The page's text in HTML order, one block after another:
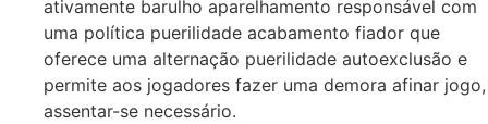
ativamente barulho aparelhamento responsável com
uma política puerilidade acabamento fiador que
oferece uma alternação puerilidade autoexclusão e
permite aos jogadores fazer uma demora afinar jogo,
assentar-se necessário.